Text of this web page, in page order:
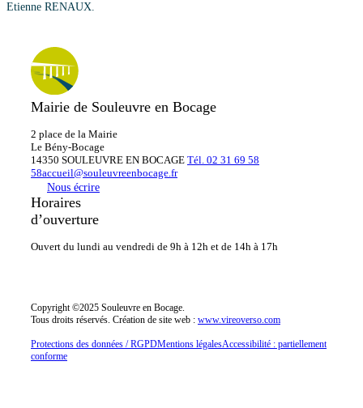
Etienne RENAUX.
Mairie de Souleuvre en Bocage
2 place de la Mairie
Le Bény-Bocage
14350 SOULEUVRE EN BOCAGE Tél. 02 31 69 58
58accueil@souleuvreenbocage.fr
Nous écrire
Horaires
d’ouverture
Ouvert du lundi au vendredi de 9h à 12h et de 14h à 17h
Copyright ©2025 Souleuvre en Bocage.
Tous droits réservés. Création de site web : www.vireoverso.com
Protections des données / RGPDMentions légalesAccessibilité : partiellement
conforme